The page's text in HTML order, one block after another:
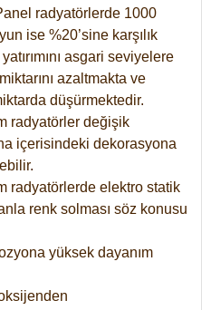
radyatörlerde 1000
ise %20’sine karşılık
asgari seviyelere
azaltmakta ve
düşürmektedir.
radyatörler değişik
içerisindeki dekorasyona
radyatörlerde elektro statik
renk solması söz konusu
yüksek dayanım